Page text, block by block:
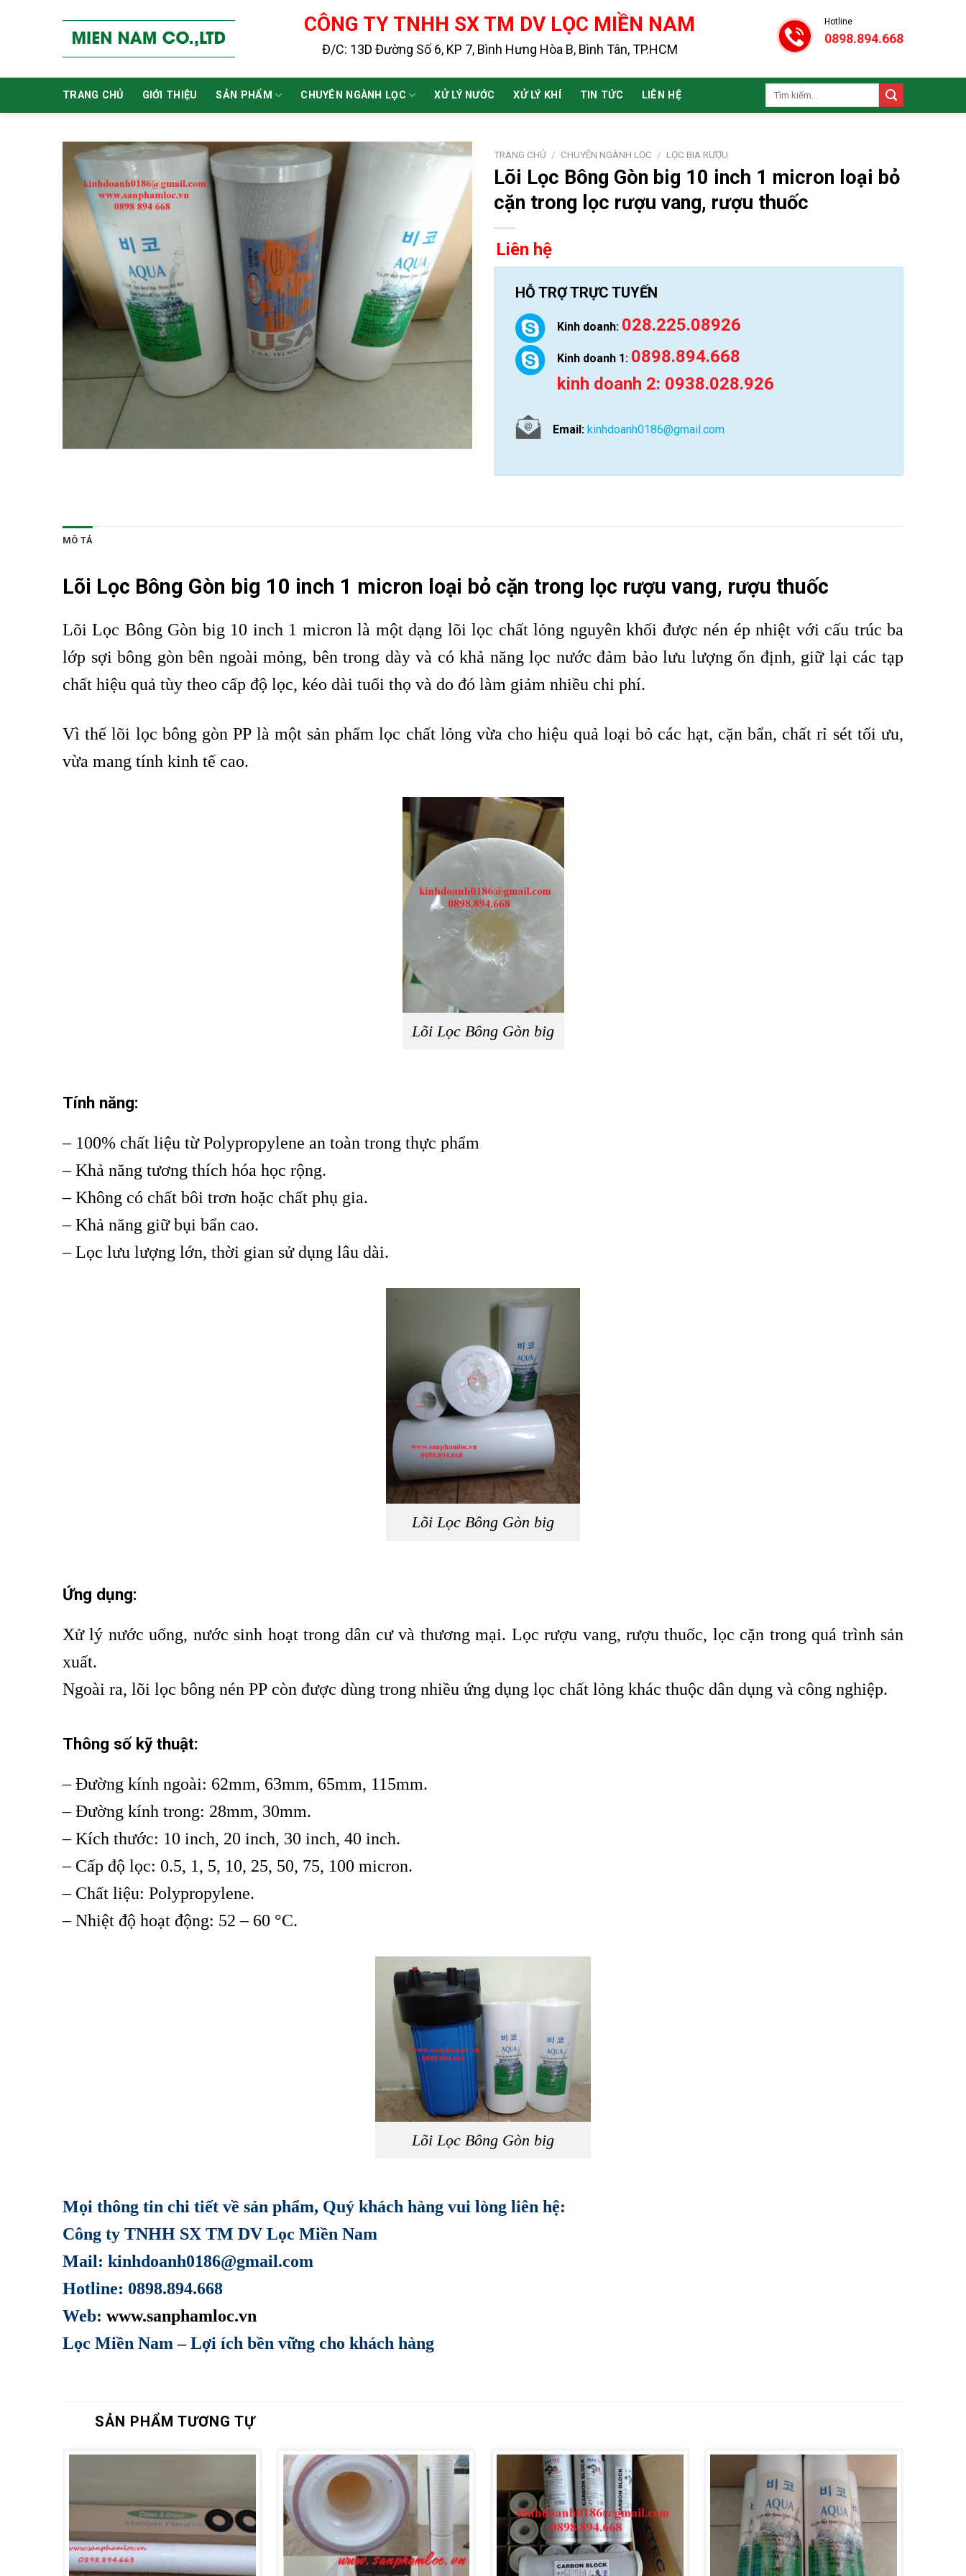
CÔNG TY TNHH SX TM DV LỌC MIỀN NAM
Đ/C: 13D Đường Số 6, KP 7, Bình Hưng Hòa B, Bình Tân, TP.HCM
Hotline
0898.894.668
TRANG CHỦ GIỚI THIỆU SẢN PHẨM CHUYÊN NGÀNH LỌC XỬ LÝ NƯỚC XỬ LÝ KHÍ TIN TỨC LIÊN HỆ
Tìm
TRANG CHỦ / CHUYÊN NGÀNH LỌC / LỌC BIA RƯỢU
Lõi Lọc Bông Gòn big 10 inch 1 micron loại bỏ
cặn trong lọc rượu vang, rượu thuốc
Liên hệ
HỖ TRỢ TRỰC TUYẾN
Kinh doanh: 028.225.08926
Kinh doanh 1: 0898.894.668
kinh doanh 2: 0938.028.926
Email: kinhdoanh0186@gmail.com
MÔ TẢ
Lõi Lọc Bông Gòn big 10 inch 1 micron loại bỏ cặn trong lọc rượu vang, rượu thuốc
Lõi Lọc Bông Gòn big 10 inch 1 micron là một dạng lõi lọc chất lỏng nguyên khối được nén ép nhiệt với cấu trúc ba
lớp sợi bông gòn bên ngoài mỏng, bên trong dày và có khả năng lọc nước đảm bảo lưu lượng ổn định, giữ lại các tạp
chất hiệu quả tùy theo cấp độ lọc, kéo dài tuổi thọ và do đó làm giảm nhiều chi phí.
Vì thế lõi lọc bông gòn PP là một sản phẩm lọc chất lỏng vừa cho hiệu quả loại bỏ các hạt, cặn bẩn, chất rỉ sét tối ưu,
vừa mang tính kinh tế cao.
Lõi Lọc Bông Gòn big
Tính năng:
– 100% chất liệu từ Polypropylene an toàn trong thực phẩm
– Khả năng tương thích hóa học rộng.
– Không có chất bôi trơn hoặc chất phụ gia.
– Khả năng giữ bụi bẩn cao.
– Lọc lưu lượng lớn, thời gian sử dụng lâu dài.
Lõi Lọc Bông Gòn big
Ứng dụng:
Xử lý nước uống, nước sinh hoạt trong dân cư và thương mại. Lọc rượu vang, rượu thuốc, lọc cặn trong quá trình sản
xuất.
Ngoài ra, lõi lọc bông nén PP còn được dùng trong nhiều ứng dụng lọc chất lỏng khác thuộc dân dụng và công nghiệp.
Thông số kỹ thuật:
– Đường kính ngoài: 62mm, 63mm, 65mm, 115mm.
– Đường kính trong: 28mm, 30mm.
– Kích thước: 10 inch, 20 inch, 30 inch, 40 inch.
– Cấp độ lọc: 0.5, 1, 5, 10, 25, 50, 75, 100 micron.
– Chất liệu: Polypropylene.
– Nhiệt độ hoạt động: 52 – 60 °C.
Lõi Lọc Bông Gòn big
Mọi thông tin chi tiết về sản phẩm, Quý khách hàng vui lòng liên hệ:
Công ty TNHH SX TM DV Lọc Miền Nam
Mail: kinhdoanh0186@gmail.com
Hotline: 0898.894.668
Web: www.sanphamloc.vn
Lọc Miền Nam – Lợi ích bền vững cho khách hàng
SẢN PHẨM TƯƠNG TỰ